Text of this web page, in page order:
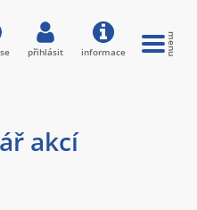
akcí
přihlásit informace